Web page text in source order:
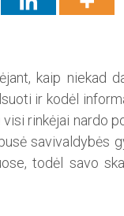
kaip niekad
ir kodėl
rin­kėjai nardo
savivaldybės
todėl savo